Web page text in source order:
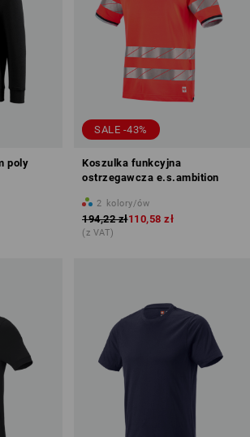
poly
SALE -43%
Koszulka funkcyjna
ostrzegawcza e.s.ambition
2 kolory/ów
194,22 zł110,58 zł
(z VAT)